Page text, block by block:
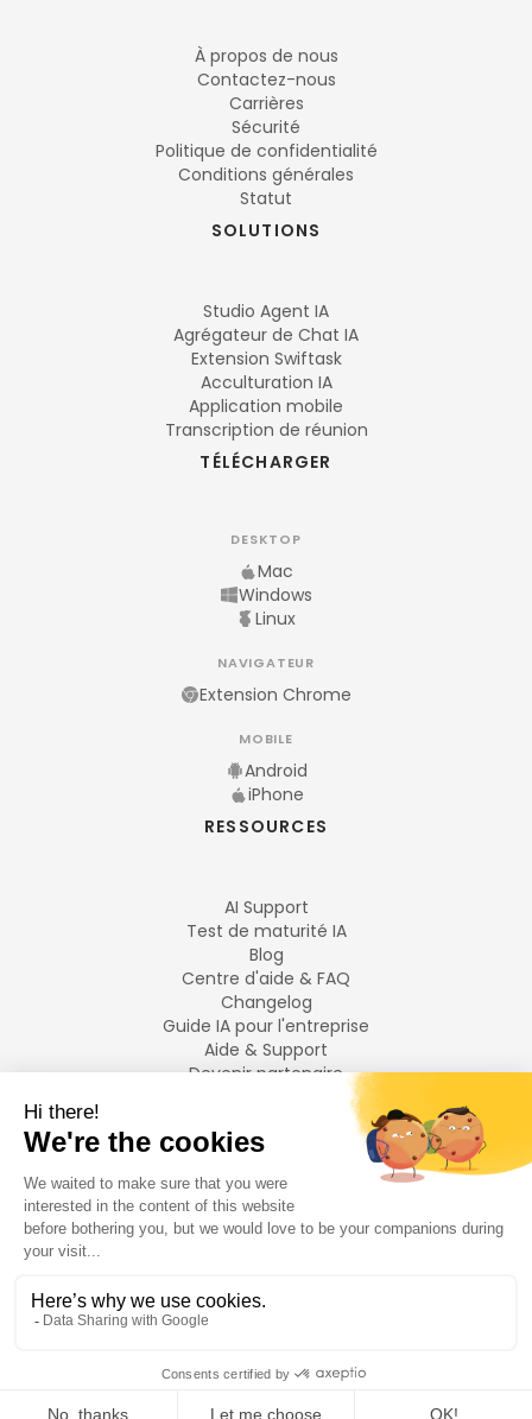
À propos de nous
Contactez-nous
Carrières
Sécurité
Politique de confidentialité
Conditions générales
Statut
SOLUTIONS
Studio Agent IA
Agrégateur de Chat IA
Extension Swiftask
Acculturation IA
Application mobile
Transcription de réunion
TÉLÉCHARGER
DESKTOP
Mac
Windows
Linux
NAVIGATEUR
Extension Chrome
MOBILE
Android
iPhone
RESSOURCES
AI Support
Test de maturité IA
Blog
Centre d'aide & FAQ
Changelog
Guide IA pour l'entreprise
Aide & Support
Devenir partenaire
LANGUES
Français
English
2026Swiftask. Tous droits réservés.